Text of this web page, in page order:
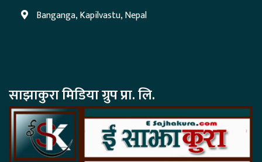
Banganga, Kapilvastu, Nepal
साझाकुरा मिडिया ग्रुप प्रा. लि.